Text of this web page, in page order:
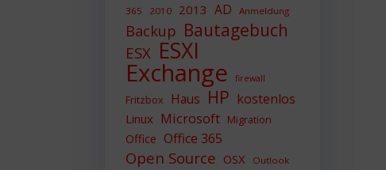
365 2010 2013 AD Anmeldung
Backup Bautagebuch
ESX ESXI
Exchange firewall
Fritzbox Haus HP kostenlos
Linux Microsoft Migration
Office Office 365
Open Source OSX Outlook